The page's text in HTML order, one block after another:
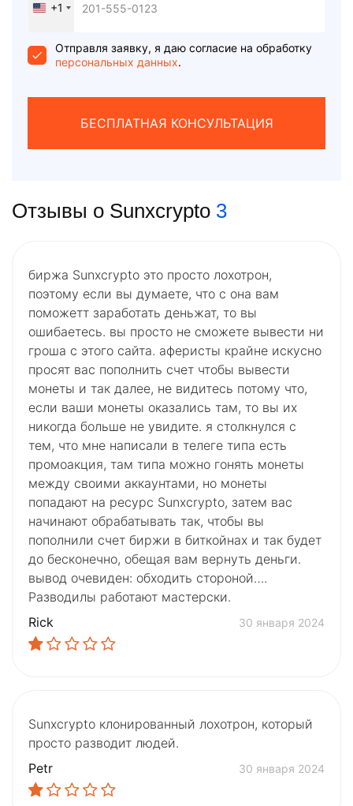
United
+1
+1
Отправля заявку, я даю согласие на обработку
персональных данных.
БЕСПЛАТНАЯ КОНСУЛЬТАЦИЯ
Отзывы о Sunxcrypto 3
биржа Sunxcrypto это просто лохотрон,
поэтому если вы думаете, что с она вам
поможетт заработать деньжат, то вы
ошибаетесь. вы просто не сможете вывести ни
гроша с этого сайта. аферисты крайне искусно
просят вас пополнить счет чтобы вывести
монеты и так далее, не видитесь потому что,
если ваши монеты оказались там, то вы их
никогда больше не увидите. я столкнулся с
тем, что мне написали в телеге типа есть
промоакция, там типа можно гонять монеты
между своими аккаунтами, но монеты
попадают на ресурс Sunxcrypto, затем вас
начинают обрабатывать так, чтобы вы
пополнили счет биржи в биткойнах и так будет
до бесконечно, обещая вам вернуть деньги.
вывод очевиден: обходить стороной….
Разводилы работают мастерски.
Rick
30 января 2024
Sunxcrypto клонированный лохотрон, который
просто разводит людей.
Petr
30 января 2024